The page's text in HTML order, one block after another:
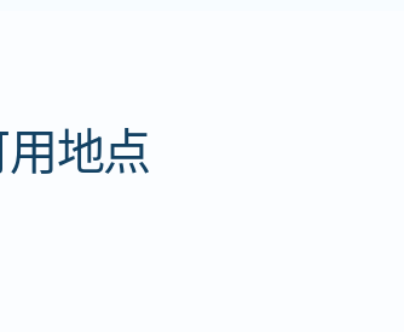
地点